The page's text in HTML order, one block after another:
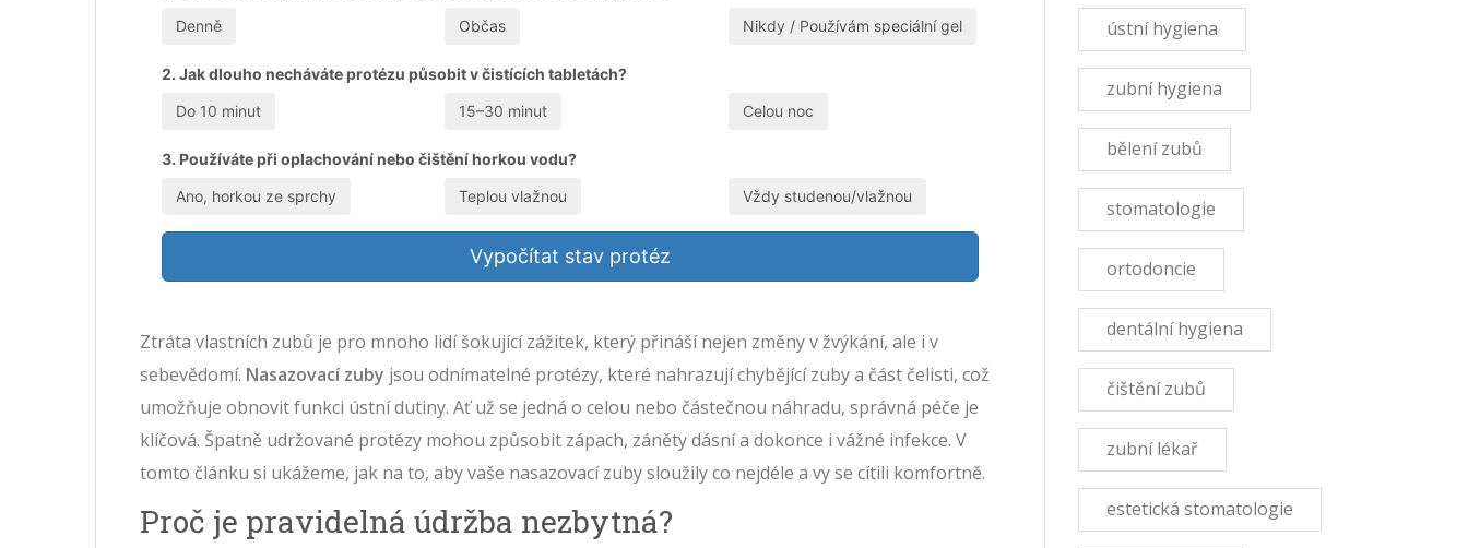
Denně
Občas Nikdy / Používám speciální gel
2. Jak dlouho necháváte protézu působit v čistících tabletách?
Do 10 minut
15–30 minut Celou noc
3. Používáte při oplachování nebo čištění horkou vodu?
Ano, horkou ze sprchy
Teplou vlažnou Vždy studenou/vlažnou
Vypočítat stav protéz
Ztráta vlastních zubů je pro mnoho lidí šokující zážitek, který přináší nejen změny v žvýkání, ale i v
sebevědomí. Nasazovací zuby jsou odnímatelné protézy, které nahrazují chybějící zuby a část čelisti, což
umožňuje obnovit funkci ústní dutiny. Ať už se jedná o celou nebo částečnou náhradu, správná péče je
klíčová. Špatně udržované protézy mohou způsobit zápach, záněty dásní a dokonce i vážné infekce. V
tomto článku si ukážeme, jak na to, aby vaše nasazovací zuby sloužily co nejdéle a vy se cítili komfortně.
Proč je pravidelná údržba nezbytná?
ústní hygiena
zubní hygiena
bělení zubů
stomatologie
ortodoncie
dentální hygiena
čištění zubů
zubní lékař
estetická stomatologie